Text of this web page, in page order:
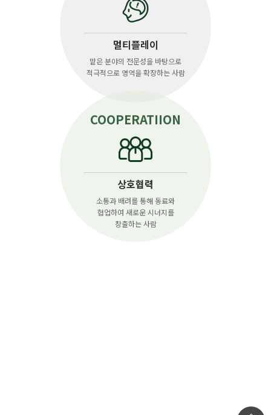
멀티플레이
맡은 분야의 전문성을 바탕으로
적극적으로 영역을 확장하는 사람
COOPERATIION
상호협력
소통과 배려를 통해 동료와
협업하여 새로운 시너지를
창출하는 사람